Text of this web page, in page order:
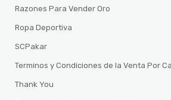
Razones Para Vender Oro
Ropa Deportiva
SCPakar
Terminos y Condiciones de la Venta Por
Thank You